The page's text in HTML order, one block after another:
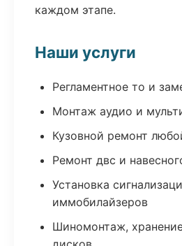
каждом этапе.
Наши услуги
Регламентное то и
Монтаж аудио и
Кузовной ремонт
Ремонт двс и
Установка
иммобилайзеров
Шиномонтаж,